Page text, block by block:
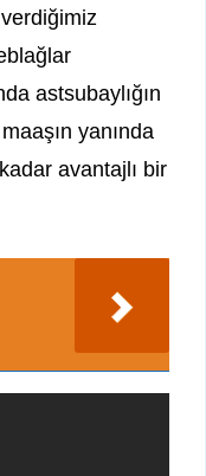
astsubaylığın
yanında
avantajlı bir